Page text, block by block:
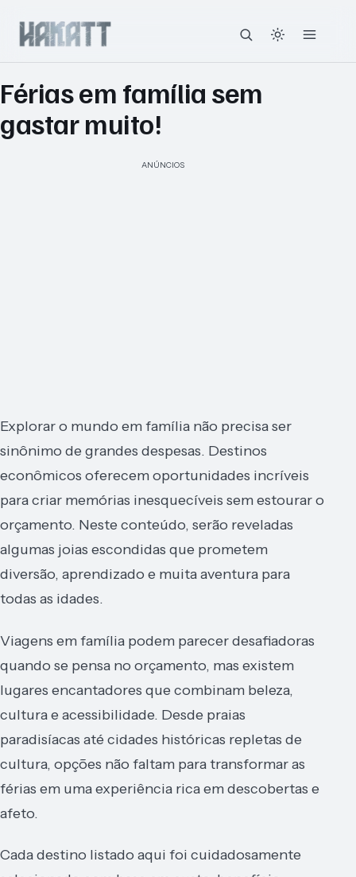
Férias em família sem
gastar muito!
ANÚNCIOS
Explorar o mundo em família não precisa ser
sinônimo de grandes despesas. Destinos
econômicos oferecem oportunidades incríveis
para criar memórias inesquecíveis sem estourar o
orçamento. Neste conteúdo, serão reveladas
algumas joias escondidas que prometem
diversão, aprendizado e muita aventura para
todas as idades.
Viagens em família podem parecer desafiadoras
quando se pensa no orçamento, mas existem
lugares encantadores que combinam beleza,
cultura e acessibilidade. Desde praias
paradisíacas até cidades históricas repletas de
cultura, opções não faltam para transformar as
férias em uma experiência rica em descobertas e
afeto.
Cada destino listado aqui foi cuidadosamente